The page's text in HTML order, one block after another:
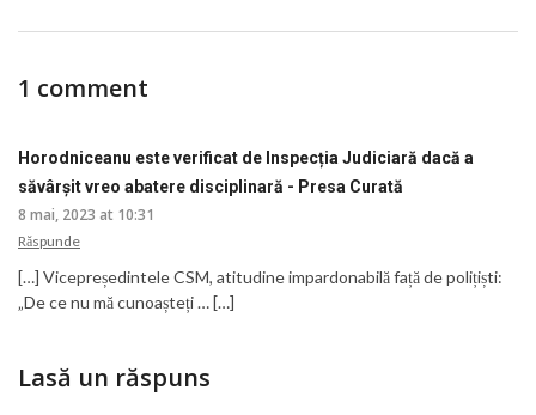
1 comment
Horodniceanu este verificat de Inspecția Judiciară dacă a
săvârșit vreo abatere disciplinară - Presa Curată
8 mai, 2023 at 10:31
Răspunde
[…] Vicepreședintele CSM, atitudine impardonabilă față de polițiști:
„De ce nu mă cunoașteți … […]
Lasă un răspuns